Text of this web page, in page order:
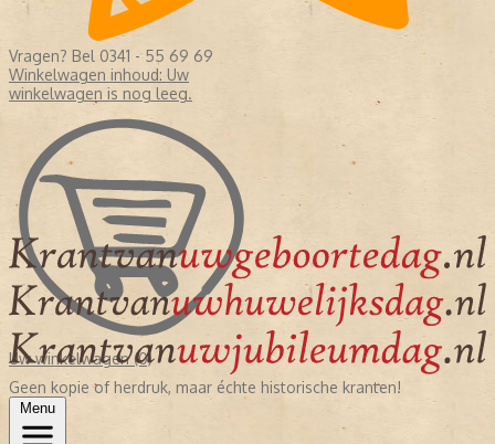
Vragen? Bel 0341 - 55 69 69
Winkelwagen inhoud: Uw
winkelwagen is nog leeg.
Uw winkelwagen (0)
Geen kopie of herdruk, maar échte historische kranten!
Menu